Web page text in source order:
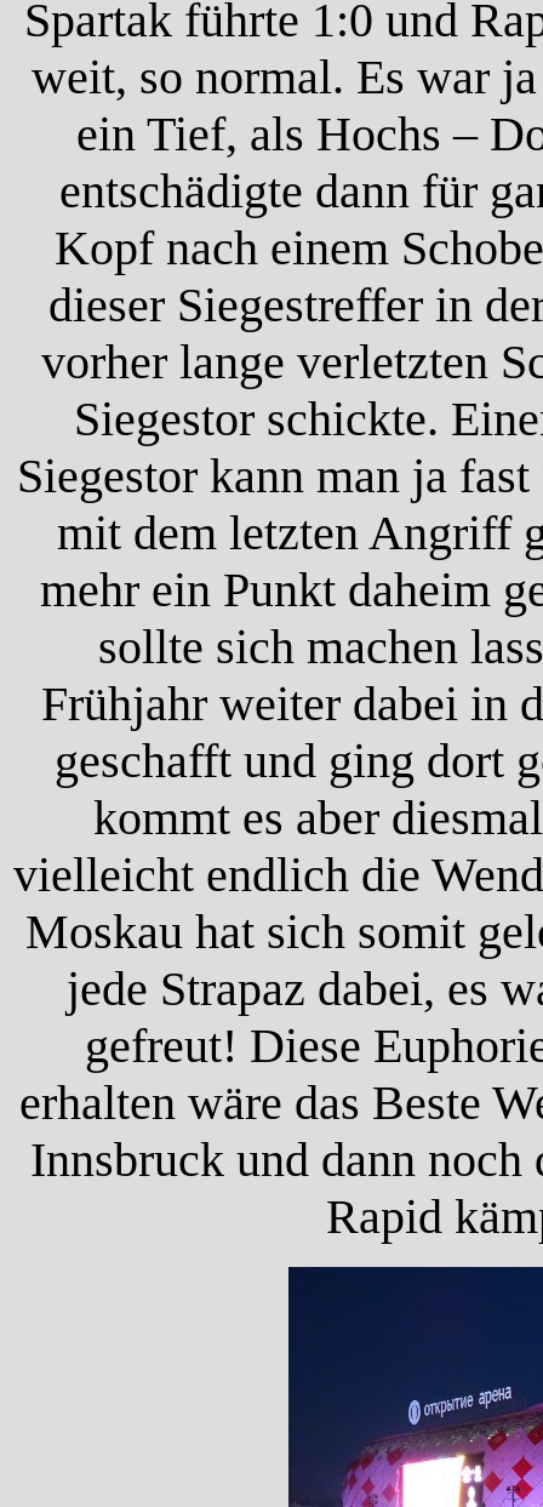
Spartak führte 1:0 und
weit, so normal. Es war
ein Tief, als Hochs –
entschädigte dann für
Kopf nach einem
dieser Siegestreffer in
vorher lange verletzten
Siegestor schickte.
Siegestor kann man ja
mit dem letzten Angriff
mehr ein Punkt daheim
sollte sich machen
Frühjahr weiter dabei in
geschafft und ging dort
kommt es aber
vielleicht endlich die
Moskau hat sich somit
jede Strapaz dabei, es
gefreut! Diese
erhalten wäre das Beste
Innsbruck und dann
Rapid